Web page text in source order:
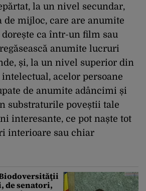
la un nivel secundar,
de mijloc, care are anumite
ca într-un film sau
anumite lucruri
și, la un nivel superior din
acelor persoane
de anumite adâncimi și
substraturile poveștii tale
interesante, ce pot naște tot
interioare sau chiar
de senatori,